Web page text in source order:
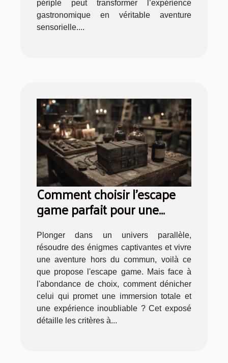
périple peut transformer l’expérience
gastronomique en véritable aventure
sensorielle....
Comment choisir l’escape
game parfait pour une
expérience immersive
Plonger dans un univers parallèle,
résoudre des énigmes captivantes et vivre
une aventure hors du commun, voilà ce
que propose l'escape game. Mais face à
l'abondance de choix, comment dénicher
celui qui promet une immersion totale et
une expérience inoubliable ? Cet exposé
détaille les critères à...